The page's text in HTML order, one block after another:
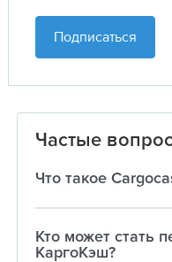
Подписаться
Частые
Что такое
Кто может стать
КаргоКэш?